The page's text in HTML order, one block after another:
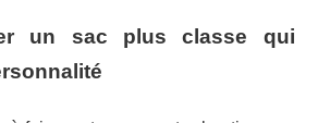
un sac plus classe qui